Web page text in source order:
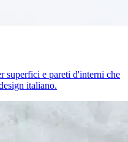
superfici e pareti d'interni che
italiano.